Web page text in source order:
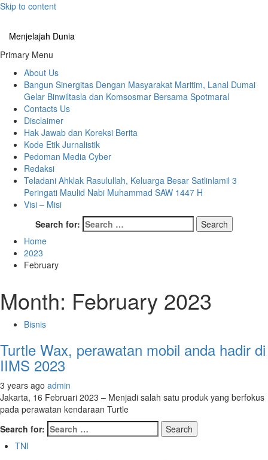
Skip to content
Menjelajah Dunia
Primary Menu
About Us
Bangun Sinergitas Dengan Masyarakat Maritim, Lanal Dumai
Gelar Binwiltasla dan Komsosmar Bersama Spotmaral
Contacts Us
Disclaimer
Hak Jawab dan Koreksi Berita
Kode Etik Jurnalistik
Pedoman Media Cyber
Redaksi
Teladani Ahklak Rasulullah, Keluarga Besar Satlinlamil 3
Peringati Maulid Nabi Muhammad SAW 1447 H
Visi – Misi
Search for:
Home
2023
February
Month: February 2023
Bisnis
Turtle Wax, perawatan mobil anda hadir di
IIMS 2023
3 years ago admin
Jakarta, 16 Februari 2023 – Menjadi salah satu produk yang berfokus
pada perawatan kendaraan Turtle
Search for:
TNI